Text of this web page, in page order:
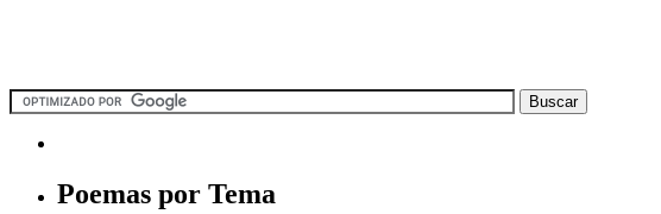
Poemas por Tema